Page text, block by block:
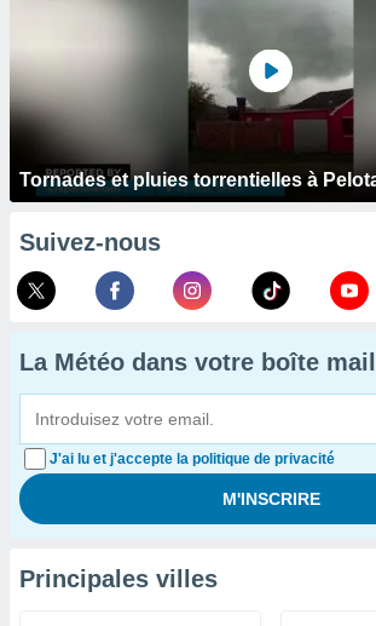
Tornades et pluies torrentielles à
Suivez-nous
La Météo dans votre boîte mail
J'ai lu et j'accepte la politique de privacité
Principales villes